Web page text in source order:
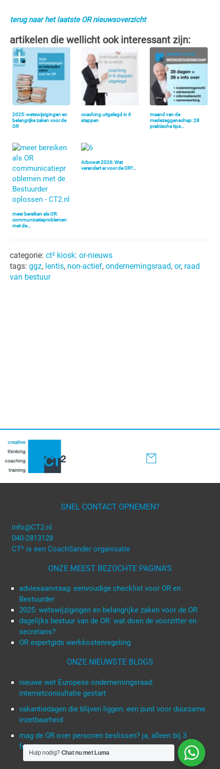
terug naar het laatste OR nieuwsoverzicht
artikelen die wellicht ook interessant zijn:
2025: wetswijzigingen en
belangrijke zaken voor de
OR
coaching uitgelegd in 6
stappen
maand van de
medezeggenschap: 28
praktische tips…
meer bereiken als OR:
communicatieproblemen
met de…
Arbowet 2026: Wat
verandert er voor de OR?…
categorie: ct² kiosk: or-nieuws
tags: ggz, lentis, non-actief, ondernemingsraad, or, raad
van bestuur
SNEL CONTACT OPNEMEN?
info@CT2.nl
040-2813128
CT² is een CoachSander organisatie
ONZE MEEST BEZOCHTE PAGINA'S
adviesaanvraag: eenvoudige checklist voor OR en
Bestuurder
2025: wetswijzigingen en belangrijke zaken voor de OR
dagelijks bestuur van de OR: wat doen de voorzitter en
secretaris?
OR expertgids werkkostenregeling
ONZE NIEUWSTE BLOGS
nieuwe wet Europese ondernemingsraad:
internetconsultatie gestart
vakantiedagen die blijven liggen: een punt voor duurzame
inzetbaarheid
mag de OR over personen beslissen? ja, alleen bij 3
functies
Hulp nodig? Chat nu met Luma